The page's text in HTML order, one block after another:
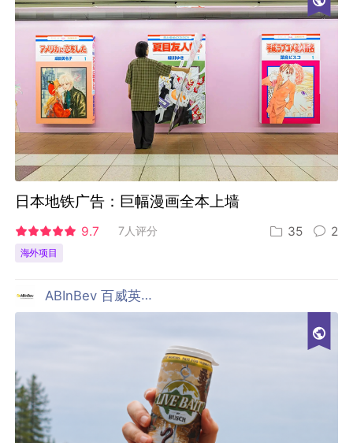
日本地铁广告：巨幅漫画全本上墙
9.7 7人评分 35 2
海外项目
ABInBev 百威英博啤酒